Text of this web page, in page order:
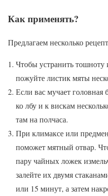
Как применять?
Предлагаем несколько
Чтобы устранить
пожуйте листик мяты
Если вас мучает
ко лбу и к вискам
там на полчаса.
При климаксе или
поможет мятный отвар.
пару чайных ложек
залейте их двумя
или 15 минут, а затем